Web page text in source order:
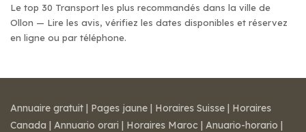
Le top 30 Transport les plus recommandés dans la ville de
Ollon — Lire les avis, vérifiez les dates disponibles et réservez
en ligne ou par téléphone.
Annuaire gratuit | Pages jaune | Horaires Suisse | Horaires
Canada | Annuario orari | Horaires Maroc | Anuario-horario |